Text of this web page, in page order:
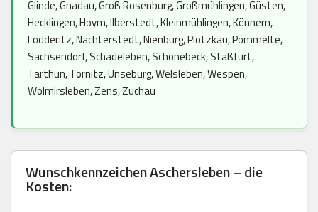
Glinde, Gnadau, Groß Rosenburg, Großmühlingen, Güsten,
Hecklingen, Hoym, Ilberstedt, Kleinmühlingen, Könnern,
Lödderitz, Nachterstedt, Nienburg, Plötzkau, Pömmelte,
Sachsendorf, Schadeleben, Schönebeck, Staßfurt,
Tarthun, Tornitz, Unseburg, Welsleben, Wespen,
Wolmirsleben, Zens, Zuchau
Wunschkennzeichen Aschersleben – die
Kosten: